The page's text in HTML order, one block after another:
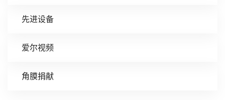
先进设备
爱尔视频
角膜捐献